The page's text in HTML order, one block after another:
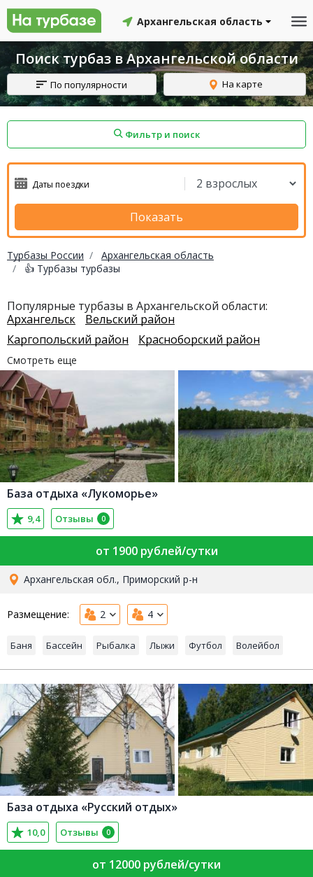
Архангельская область
Поиск турбаз в Архангельской области
По популярности На карте
Фильтр и поиск
Показать
Турбазы России
Архангельская область
👍 Турбазы турбазы
Популярные турбазы в Архангельской области:
Архангельск
Вельский район
Каргопольский район
Красноборский район
Смотреть еще
База отдыха «Лукоморье»
9,4 Отзывы 0
от 1900 рублей/сутки
Архангельская обл., Приморский р-н
Размещение: 2 4
Баня Бассейн Рыбалка Лыжи Футбол Волейбол
База отдыха «Русский отдых»
10,0 Отзывы 0
от 12000 рублей/сутки
Смоленский район Топчихинский район
Северодвинск Устьянский район